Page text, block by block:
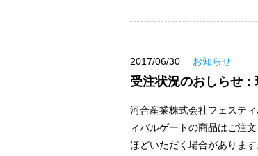
2017/06/30 お知らせ
受注状況のおしらせ
河合産業株式会社フェステ
ィバルゲートの商品はご注
ほどいただく場合がありま